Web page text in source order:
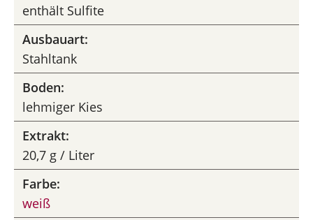
enthält Sulfite
Ausbauart:
Stahltank
Boden:
lehmiger Kies
Extrakt:
20,7 g / Liter
Farbe:
weiß